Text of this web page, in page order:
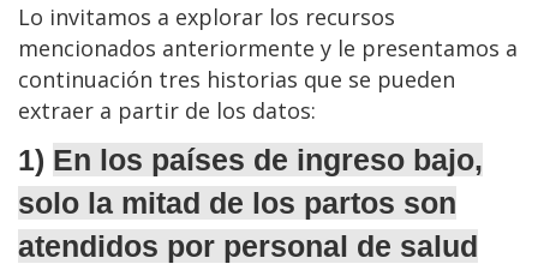
Lo invitamos a explorar los recursos
mencionados anteriormente y le presentamos a
continuación tres historias que se pueden
extraer a partir de los datos:
1) En los países de ingreso bajo,
solo la mitad de los partos son
atendidos por personal de salud